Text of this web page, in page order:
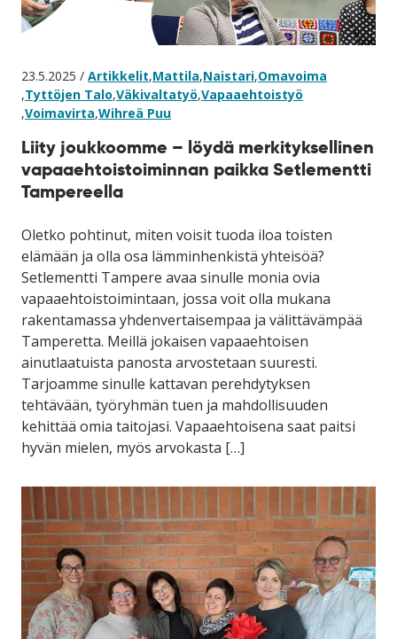
23.5.2025 / Artikkelit,Mattila,Naistari,Omavoima
,Tyttöjen Talo,Väkivaltatyö,Vapaaehtoistyö
,Voimavirta,Wihreä Puu
Liity joukkoomme – löydä merkityksellinen
vapaaehtoistoiminnan paikka Setlementti
Tampereella
Oletko pohtinut, miten voisit tuoda iloa toisten
elämään ja olla osa lämminhenkistä yhteisöä?
Setlementti Tampere avaa sinulle monia ovia
vapaaehtoistoimintaan, jossa voit olla mukana
rakentamassa yhdenvertaisempaa ja välittävämpää
Tamperetta. Meillä jokaisen vapaaehtoisen
ainutlaatuista panosta arvostetaan suuresti.
Tarjoamme sinulle kattavan perehdytyksen
tehtävään, työryhmän tuen ja mahdollisuuden
kehittää omia taitojasi. Vapaaehtoisena saat paitsi
hyvän mielen, myös arvokasta […]